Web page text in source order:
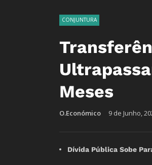
CONJUNTURA
Meses
O.Económico 9 de Junho,
Dívida Pública Sobe